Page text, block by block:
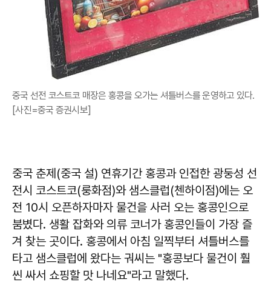
중국 선전 코스트코 매장은 홍콩을 오가는 셔틀버스를 운영하고 있다.
[사진=중국 증권시보]
중국 춘제(중국 설) 연휴기간 홍콩과 인접한 광둥성 선
전시 코스트코(룽화점)와 샘스클럽(첸하이점)에는 오
전 10시 오픈하자마자 물건을 사러 오는 홍콩인으로
붐볐다. 생활 잡화와 의류 코너가 홍콩인들이 가장 즐
겨 찾는 곳이다. 홍콩에서 아침 일찍부터 셔틀버스를
타고 샘스클럽에 왔다는 궈씨는 "홍콩보다 물건이 훨
씬 싸서 쇼핑할 맛 나네요"라고 말했다.